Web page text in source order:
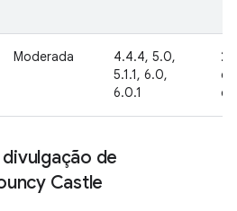
Moderada
4.4.4, 5.0,
5.1.1, 6.0,
6.0.1
de
Castle